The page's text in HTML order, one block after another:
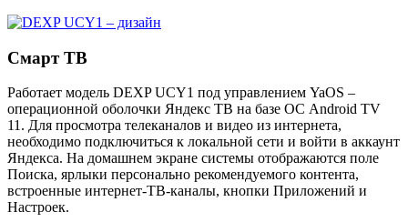
Смарт ТВ
Работает модель DEXP UCY1 под управлением YaOS –
операционной оболочки Яндекс ТВ на базе ОС Android TV
11. Для просмотра телеканалов и видео из интернета,
необходимо подключиться к локальной сети и войти в аккаунт
Яндекса. На домашнем экране системы отображаются поле
Поиска, ярлыки персонально рекомендуемого контента,
встроенные интернет-ТВ-каналы, кнопки Приложений и
Настроек.